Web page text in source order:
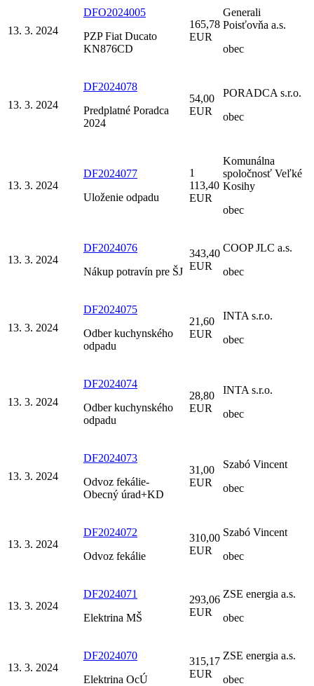
13. 3. 2024
DFO2024005
PZP Fiat Ducato
KN876CD
165,78
EUR
Generali
Poisťovňa a.s.
obec
13. 3. 2024
DF2024078
Predplatné Poradca
2024
54,00
EUR
PORADCA s.r.o.
obec
13. 3. 2024
DF2024077
Uloženie odpadu
1
113,40
EUR
Komunálna
spoločnosť Veľké
Kosihy
obec
13. 3. 2024
DF2024076
Nákup potravín pre ŠJ
343,40
EUR
COOP JLC a.s.
obec
13. 3. 2024
DF2024075
Odber kuchynského
odpadu
21,60
EUR
INTA s.r.o.
obec
13. 3. 2024
DF2024074
Odber kuchynského
odpadu
28,80
EUR
INTA s.r.o.
obec
13. 3. 2024
DF2024073
Odvoz fekálie-
Obecný úrad+KD
31,00
EUR
Szabó Vincent
obec
13. 3. 2024
DF2024072
Odvoz fekálie
310,00
EUR
Szabó Vincent
obec
13. 3. 2024
DF2024071
Elektrina MŠ
293,06
EUR
ZSE energia a.s.
obec
13. 3. 2024
DF2024070
Elektrina OcÚ
315,17
EUR
ZSE energia a.s.
obec